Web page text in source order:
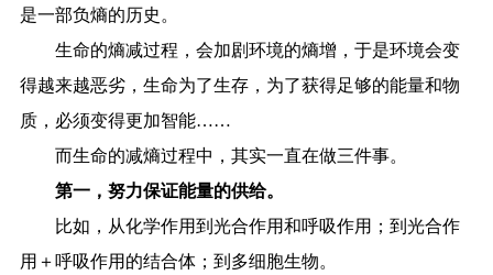
是一部负熵的历史。
生命的熵减过程，会加剧环境的熵增，于是环境会变
得越来越恶劣，生命为了生存，为了获得足够的能量和物
质，必须变得更加智能……
而生命的减熵过程中，其实一直在做三件事。
第一，努力保证能量的供给。
比如，从化学作用到光合作用和呼吸作用；到光合作
用＋呼吸作用的结合体；到多细胞生物。